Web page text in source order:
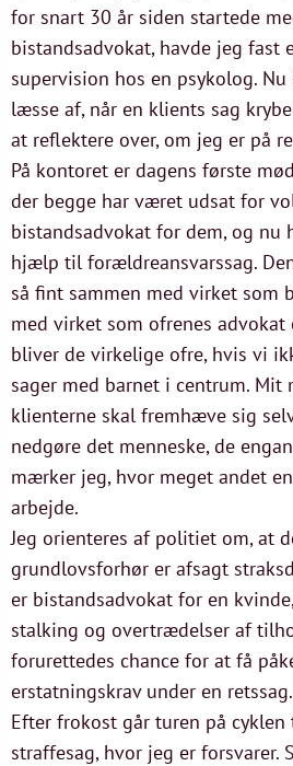
for snart 30 år siden startede
bistandsadvokat, havde jeg fast
supervision hos en psykolog.
læsse af, når en klients sag
at reflektere over, om jeg er på
På kontoret er dagens første
der begge har været udsat for
bistandsadvokat for dem, og nu
hjælp til forældreansvarssag.
så fint sammen med virket som
med virket som ofrenes
bliver de virkelige ofre, hvis vi
sager med barnet i centrum. Mit
klienterne skal fremhæve sig
nedgøre det menneske, de
mærker jeg, hvor meget andet
arbejde.
Jeg orienteres af politiet om, at
grundlovsforhør er afsagt
er bistandsadvokat for en
stalking og overtrædelser af
forurettedes chance for at få
erstatningskrav under en retssag.
Efter frokost går turen på
straffesag, hvor jeg er forsvarer.